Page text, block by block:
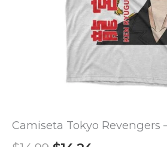
Camiseta Tokyo Revengers